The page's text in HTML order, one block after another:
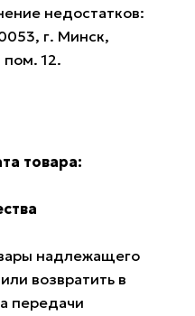
недостатков:
г. Минск,
пом. 12.
товара:
надлежащего
возвратить в
передачи